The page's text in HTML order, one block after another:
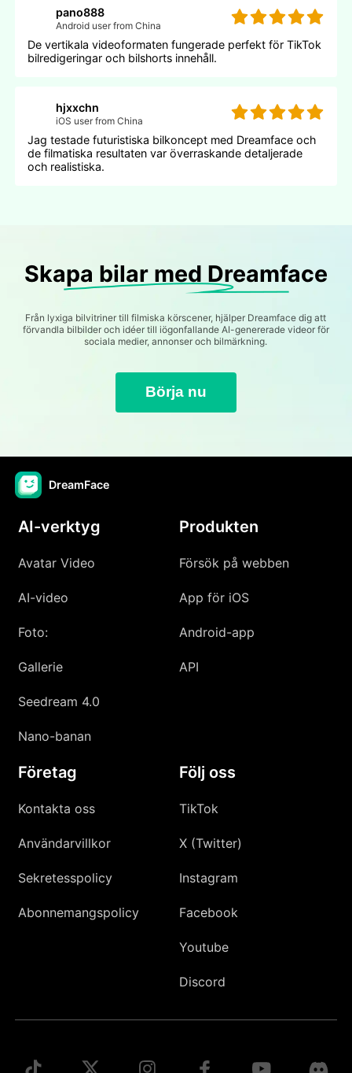
pano888
Android user from China
De vertikala videoformaten fungerade perfekt för TikTok
bilredigeringar och bilshorts innehåll.
hjxxchn
iOS user from China
Jag testade futuristiska bilkoncept med Dreamface och
de filmatiska resultaten var överraskande detaljerade
och realistiska.
Skapa bilar med Dreamface
Från lyxiga bilvitriner till filmiska körscener, hjälper Dreamface dig att
förvandla bilbilder och idéer till iögonfallande AI-genererade videor för
sociala medier, annonser och bilmärkning.
Börja nu
DreamFace
AI-verktyg
Avatar Video
AI-video
Foto:
Gallerie
Seedream 4.0
Nano-banan
Produkten
Försök på webben
App för iOS
Android-app
API
Företag
Kontakta oss
Användarvillkor
Sekretesspolicy
Abonnemangspolicy
Följ oss
TikTok
X (Twitter)
Instagram
Facebook
Youtube
Discord